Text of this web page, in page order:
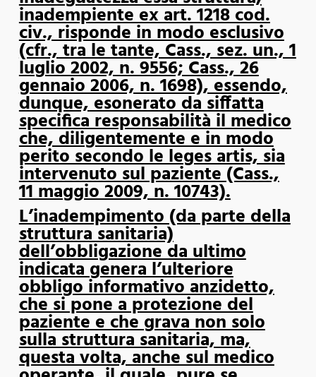
inadempiente ex art. 1218 cod.
civ., risponde in modo esclusivo
(cfr., tra le tante, Cass., sez. un., 1
luglio 2002, n. 9556; Cass., 26
gennaio 2006, n. 1698), essendo,
dunque, esonerato da siffatta
specifica responsabilità il medico
che, diligentemente e in modo
perito secondo le leges artis, sia
intervenuto sul paziente (Cass.,
11 maggio 2009, n. 10743).
L’inadempimento (da parte della
struttura sanitaria)
dell’obbligazione da ultimo
indicata genera l’ulteriore
obbligo informativo anzidetto,
che si pone a protezione del
paziente e che grava non solo
sulla struttura sanitaria, ma,
questa volta, anche sul medico